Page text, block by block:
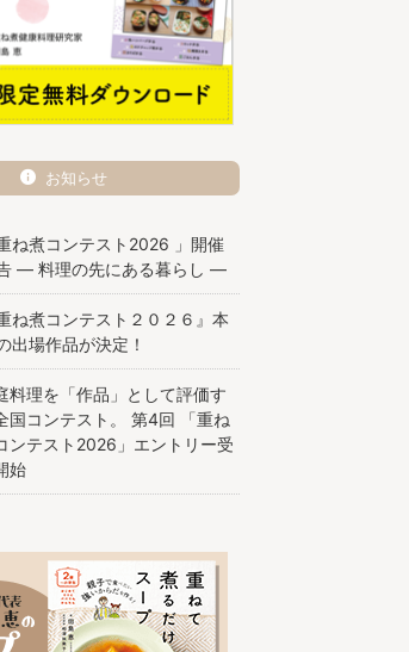
お知らせ
重ね煮コンテスト2026 」開催
― 料理の先にある暮らし ―
重ね煮コンテスト２０２６』本
出場作品が決定！
料理を「作品」として評価す
国コンテスト。 第4回 「重ね
ンテスト2026」エントリー受
始